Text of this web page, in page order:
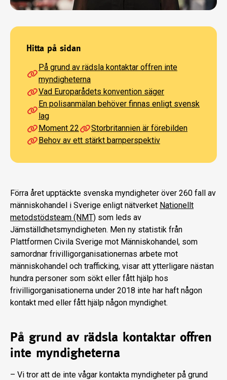
Hitta på sidan
På grund av rädsla kontaktar offren inte
myndigheterna
Vad Europarådets konvention säger
En polisanmälan behöver finnas enligt svensk
lag
Moment 22
Storbritannien är förebilden
Behov av ett stärkt barnperspektiv
Förra året upptäckte svenska myndigheter över 260 fall av
människohandel i Sverige enligt nätverket Nationellt
metodstödsteam (NMT) som leds av
Jämställdhetsmyndigheten. Men ny statistik från
Plattformen Civila Sverige mot Människohandel, som
samordnar frivilligorganisationernas arbete mot
människohandel och trafficking, visar att ytterligare nästan
hundra personer som sökt eller fått hjälp hos
frivilligorganisationerna under 2018 inte har haft någon
kontakt med eller fått hjälp någon myndighet.
På grund av rädsla kontaktar offren
inte myndigheterna
– Vi tror att de inte vågar kontakta myndigheter på grund